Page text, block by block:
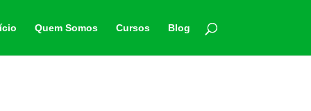
Quem Somos Cursos Blog